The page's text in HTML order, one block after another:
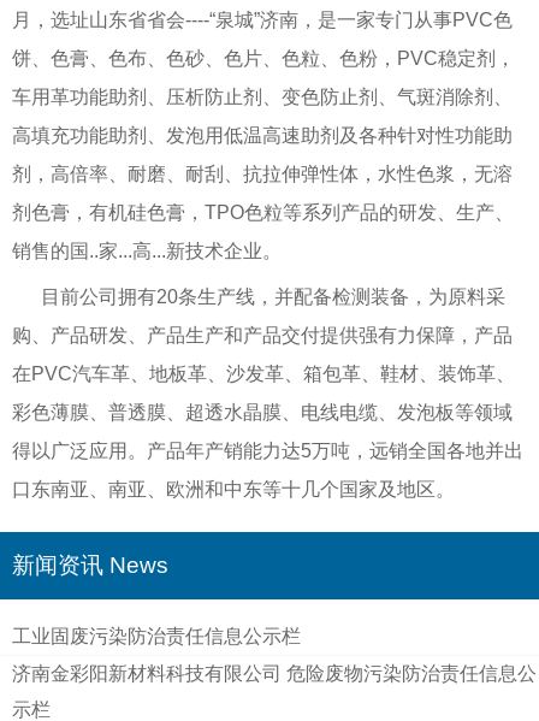
月，选址山东省省会----“泉城”济南，是一家专门从事PVC色
饼、色膏、色布、色砂、色片、色粒、色粉，PVC稳定剂，
车用革功能助剂、压析防止剂、变色防止剂、气斑消除剂、
高填充功能助剂、发泡用低温高速助剂及各种针对性功能助
剂，高倍率、耐磨、耐刮、抗拉伸弹性体，水性色浆，无溶
剂色膏，有机硅色膏，TPO色粒等系列产品的研发、生产、
销售的国..家...高...新技术企业。
目前公司拥有20条生产线，并配备检测装备，为原料采
购、产品研发、产品生产和产品交付提供强有力保障，产品
在PVC汽车革、地板革、沙发革、箱包革、鞋材、装饰革、
彩色薄膜、普透膜、超透水晶膜、电线电缆、发泡板等领域
得以广泛应用。产品年产销能力达5万吨，远销全国各地并出
口东南亚、南亚、欧洲和中东等十几个国家及地区。
新闻资讯 News
工业固废污染防治责任信息公示栏
济南金彩阳新材料科技有限公司 危险废物污染防治责任信息公
示栏